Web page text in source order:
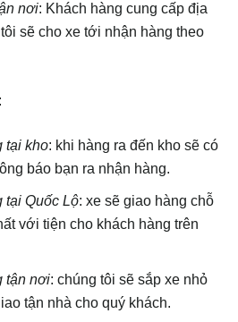
nơi: Khách hàng cung cấp địa
sẽ cho xe tới nhận hàng theo
tại kho: khi hàng ra đến kho sẽ có
báo bạn ra nhận hàng.
tại Quốc Lộ: xe sẽ giao hàng chỗ
với tiện cho khách hàng trên
tận nơi: chúng tôi sẽ sắp xe nhỏ
tận nhà cho quý khách.